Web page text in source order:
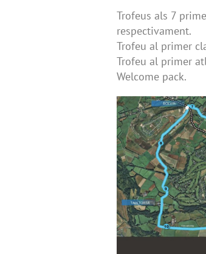
Trofeus als 7
respectivament.
Trofeu al primer
Trofeu al primer
Welcome pack.